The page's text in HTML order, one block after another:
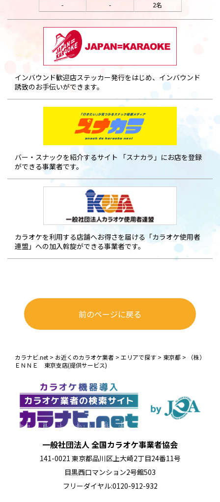
-
- 2名
インバウンド歓迎店ステッカー発行をはじめ、インバウンド
誘致のお手伝いができます。
バー・スナックを紹介するサイト 「スナカラ」にお店を登録
ができる事業者です。
カラオケを利用する店舗へお得さを届ける「カラオケ使用者
連盟」への加入斡旋ができる事業者です。
前のページに戻る
カラナビ.net > お近くのカラオケ業者 > エリアで探す > 東京都 >
（株）
ＥＮＮＥ 東京支店(提供サービス)
一般社団法人 全国カラオケ事業者協会
141-0021 東京都品川区上大崎2丁目24番11号
目黒西口マンション2号館503
フリーダイヤル:0120-912-932